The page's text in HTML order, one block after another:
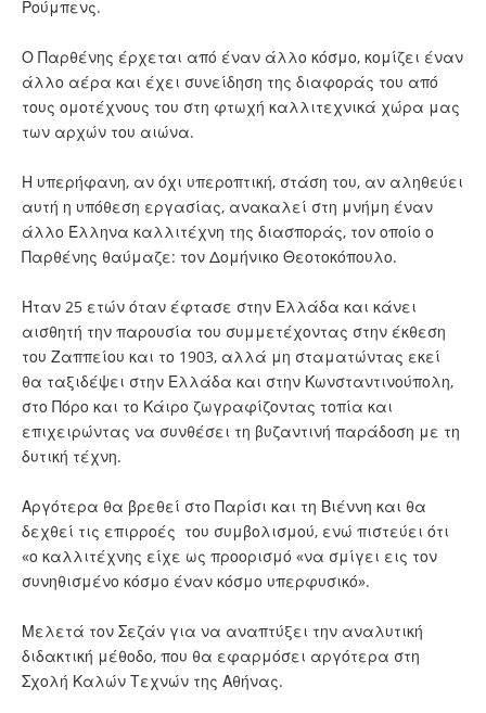
Ρούμπενς.
Ο Παρθένης έρχεται από έναν άλλο κόσμο, κομίζει έναν
άλλο αέρα και έχει συνείδηση της διαφοράς του από
τους ομοτέχνους του στη φτωχή καλλιτεχνικά χώρα μας
των αρχών του αιώνα.
Η υπερήφανη, αν όχι υπεροπτική, στάση του, αν αληθεύει
αυτή η υπόθεση εργασίας, ανακαλεί στη μνήμη έναν
άλλο Έλληνα καλλιτέχνη της διασποράς, τον οποίο ο
Παρθένης θαύμαζε: τον Δομήνικο Θεοτοκόπουλο.
Ήταν 25 ετών όταν έφτασε στην Ελλάδα και κάνει
αισθητή την παρουσία του συμμετέχοντας στην έκθεση
του Ζαππείου και το 1903, αλλά μη σταματώντας εκεί
θα ταξιδέψει στην Ελλάδα και στην Κωνσταντινούπολη,
στο Πόρο και το Κάιρο ζωγραφίζοντας τοπία και
επιχειρώντας να συνθέσει τη βυζαντινή παράδοση με τη
δυτική τέχνη.
Αργότερα θα βρεθεί στο Παρίσι και τη Βιέννη και θα
δεχθεί τις επιρροές του συμβολισμού, ενώ πιστεύει ότι
«ο καλλιτέχνης είχε ως προορισμό «να σμίγει εις τον
συνηθισμένο κόσμο έναν κόσμο υπερφυσικό».
Μελετά τον Σεζάν για να αναπτύξει την αναλυτική
διδακτική μέθοδο, που θα εφαρμόσει αργότερα στη
Σχολή Καλών Τεχνών της Αθήνας.